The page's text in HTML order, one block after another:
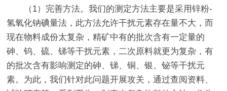
（1）完善方法。我们的测定方法主要是采用锌粉-
氢氧化钠碘量法，此方法允许干扰元素存在量不大，而
现在物料成份太复杂，精矿中有的批次含有一定量的
砷、钨、硫、锑等干扰元素，二次原料就更为复杂，有
的批次含有影响测定的砷、锑、铜、银、铋等干扰元
素。为此，我们针对此问题开展攻关，通过查阅资料、